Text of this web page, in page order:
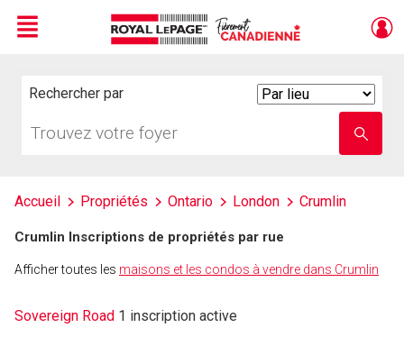
Menu
Rechercher par
votre
nom
Accueil Propriétés Ontario London Crumlin
Crumlin Inscriptions de propriétés par rue
Afficher toutes les maisons et les condos à vendre dans Crumlin
Sovereign Road 1 inscription active